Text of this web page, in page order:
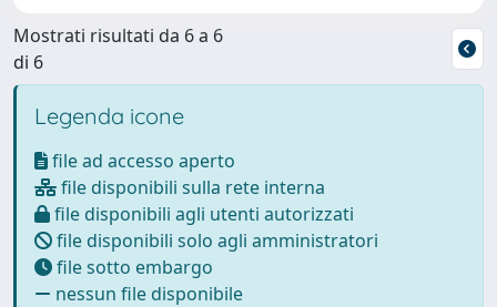
Mostrati risultati da 6 a 6
di 6
Legenda icone
file ad accesso aperto
file disponibili sulla rete interna
file disponibili agli utenti autorizzati
file disponibili solo agli amministratori
file sotto embargo
nessun file disponibile